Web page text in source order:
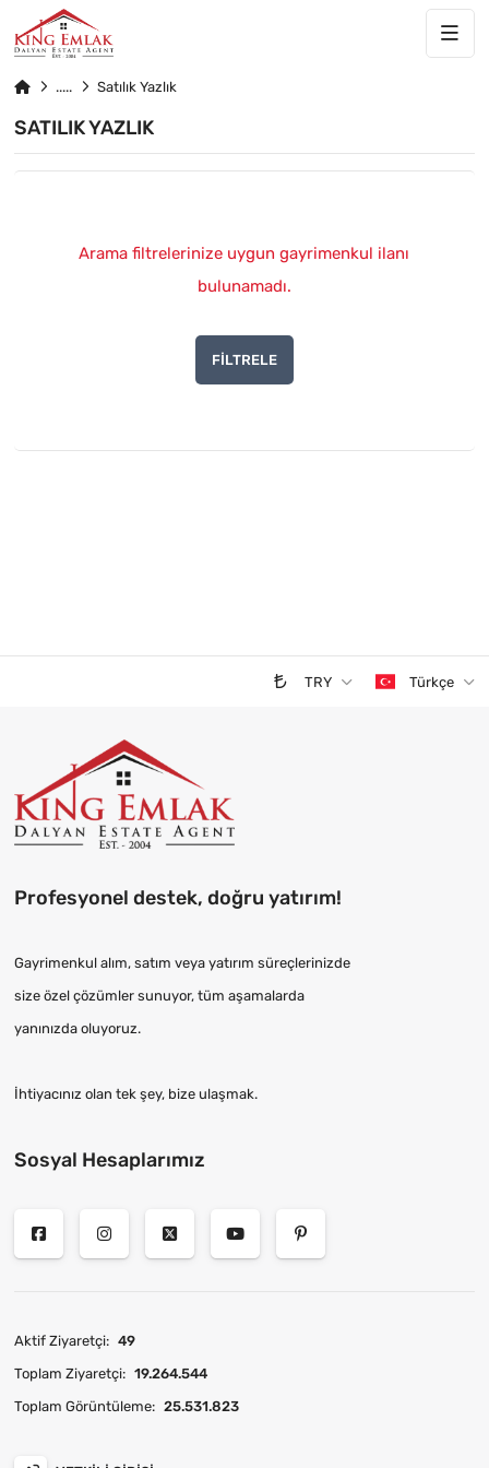
Satılık Yazlık
SATILIK YAZLIK
Arama filtrelerinize uygun gayrimenkul ilanı
bulunamadı.
FILTRELE
TRY Türkçe
Profesyonel destek, doğru yatırım!
Gayrimenkul alım, satım veya yatırım süreçlerinizde
size özel çözümler sunuyor, tüm aşamalarda
yanınızda oluyoruz.
İhtiyacınız olan tek şey, bize ulaşmak.
Sosyal Hesaplarımız
Aktif Ziyaretçi: 49
Toplam Ziyaretçi: 19.264.544
Toplam Görüntüleme: 25.531.823